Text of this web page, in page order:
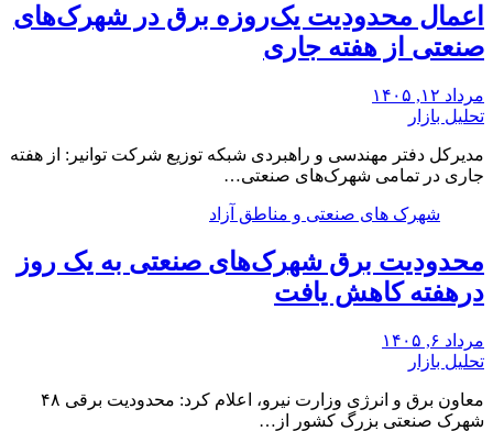
اعمال محدودیت یک‌روزه برق در شهرک‌های
صنعتی از هفته جاری
مرداد ۱۲, ۱۴۰۵
تحلیل بازار
مدیرکل دفتر مهندسی و راهبردی شبکه توزیع شرکت توانیر: از هفته
جاری در تمامی شهرک‌های صنعتی…
شهرک های صنعتی و مناطق آزاد
محدودیت برق شهرک‌های صنعتی به یک روز
درهفته کاهش یافت
مرداد ۶, ۱۴۰۵
تحلیل بازار
معاون برق و انرژی وزارت نیرو، اعلام کرد: محدودیت برقی ۴۸
شهرک صنعتی بزرگ کشور از…